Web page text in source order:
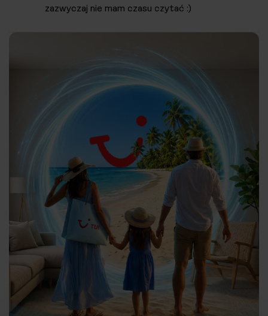
zazwyczaj nie mam czasu czytać :)